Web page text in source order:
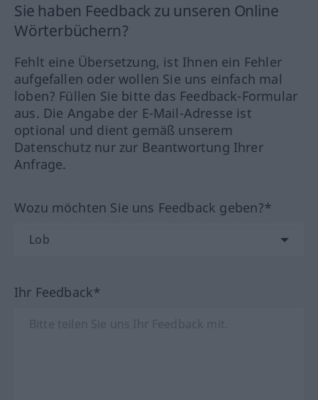
Sie haben Feedback zu unseren Online
Wörterbüchern?
Fehlt eine Übersetzung, ist Ihnen ein Fehler
aufgefallen oder wollen Sie uns einfach mal
loben? Füllen Sie bitte das Feedback-Formular
aus. Die Angabe der E-Mail-Adresse ist
optional und dient gemäß unserem
Datenschutz nur zur Beantwortung Ihrer
Anfrage.
Wozu möchten Sie uns Feedback geben?*
Ihr Feedback*